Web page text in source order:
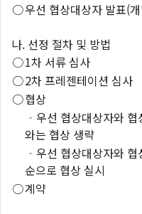
○우선 협상대상자 발표(
나. 선정 절차 및 방법
○1차 서류 심사
○2차 프레젠테이션 심사
○협상
‐우선 협상대상자와
와는 협상 생략
‐우선 협상대상자와
순으로 협상 실시
○계약